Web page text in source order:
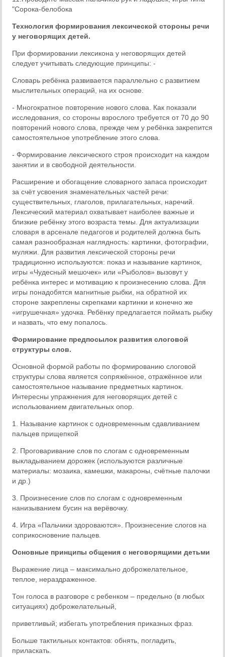
"Сорока-белобока
Технология формирования лексической стороны речи
у неговорящих детей.
При формировании лексикона у неговорящих детей
следует учитывать следующие принципы: -
Словарь ребёнка развивается параллельно с развитием
мыслительных операций, на их основе.
- Многократное повторение нового слова. Как показали
исследования, со стороны взрослого требуется от 70 до 90
повторений нового слова, прежде чем у ребёнка закрепится
самостоятельное употребление этого слова.
- Формирование лексического строя происходит на каждом
занятии и в свободной деятельности.
Расширение и обогащение словарного запаса происходит
за счёт усвоения знаменательных частей речи:
существительных, глаголов, прилагательных, наречий.
Лексический материал охватывает наиболее важные и
близкие ребёнку этого возраста темы. Для актуализации
словаря в арсенале педагогов и родителей должна быть
самая разнообразная наглядность: картинки, фотографии,
муляжи. Для развития лексической стороны речи
традиционно используются: показ и называние картинок,
игры «Чудесный мешочек» или «Рыболов» вызовут у
ребёнка интерес и мотивацию к произнесению слова. Для
игры понадобятся магнитные рыбки, на обратной их
стороне закреплены скрепками картинки и конечно же
«игрушечная» удочка. Ребёнку предлагается поймать рыбку
и назвать, что ему попалось.
Формирование предпосылок развития слоговой
структуры слов.
Основной формой работы по формированию слоговой
структуры слова является сопряжённое, отражённое или
самостоятельное называние предметных картинок.
Интересны упражнения для неговорящих детей с
использованием двигательных опор.
1. Называние картинок с одновременным сдавливанием
пальцев прищепкой
2. Проговаривание слов по слогам с одновременным
выкладыванием дорожек (используются различные
материалы: мозаика, камешки, макароны, счётные палочки
и др.)
3. Произнесение слов по слогам с одновременным
нанизыванием бусин на верёвочку.
4. Игра «Пальчики здороваются». Произнесение слогов на
соприкосновение пальцев.
Основные принципы общения с неговорящими детьми
Выражение лица – максимально доброжелательное,
теплое, нераздраженное.
Тон голоса в разговоре с ребенком – предельно (в любых
ситуациях) доброжелательный,
приветливый; избегать употребления приказных фраз.
Больше тактильных контактов: обнять, погладить,
приласкать.